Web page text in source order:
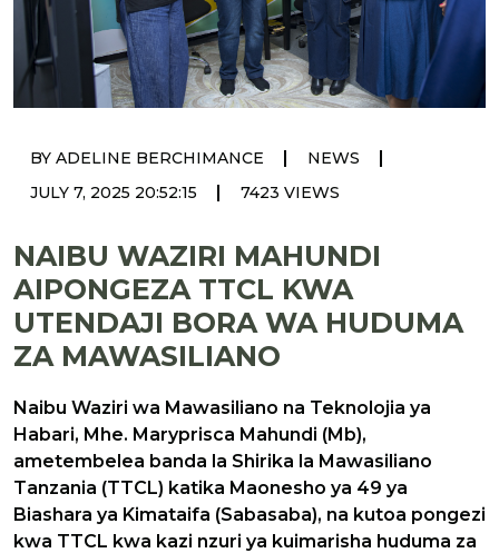
BY ADELINE BERCHIMANCE | NEWS |
JULY 7, 2025 20:52:15 | 7423 VIEWS
NAIBU WAZIRI MAHUNDI
AIPONGEZA TTCL KWA
UTENDAJI BORA WA HUDUMA
ZA MAWASILIANO
Naibu Waziri wa Mawasiliano na Teknolojia ya
Habari, Mhe. Maryprisca Mahundi (Mb),
ametembelea banda la Shirika la Mawasiliano
Tanzania (TTCL) katika Maonesho ya 49 ya
Biashara ya Kimataifa (Sabasaba), na kutoa pongezi
kwa TTCL kwa kazi nzuri ya kuimarisha huduma za